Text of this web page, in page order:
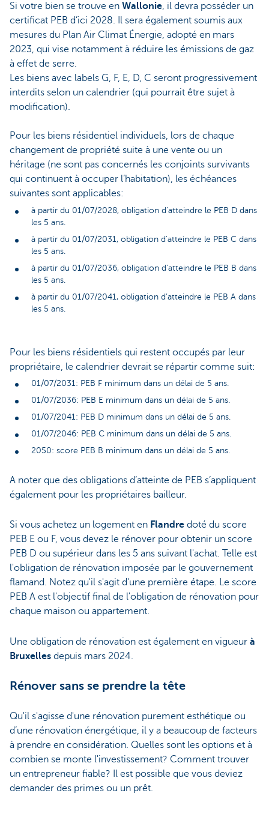
Si votre bien se trouve en Wallonie, il devra posséder un
certificat PEB d’ici 2028. Il sera également soumis aux
mesures du Plan Air Climat Énergie, adopté en mars
2023, qui vise notamment à réduire les émissions de gaz
à effet de serre.
Les biens avec labels G, F, E, D, C seront progressivement
interdits selon un calendrier (qui pourrait être sujet à
modification).
Pour les biens résidentiel individuels, lors de chaque
changement de propriété suite à une vente ou un
héritage (ne sont pas concernés les conjoints survivants
qui continuent à occuper l’habitation), les échéances
suivantes sont applicables:
à partir du 01/07/2028, obligation d’atteindre le PEB D dans
les 5 ans.
à partir du 01/07/2031, obligation d’atteindre le PEB C dans
les 5 ans.
à partir du 01/07/2036, obligation d’atteindre le PEB B dans
les 5 ans.
à partir du 01/07/2041, obligation d’atteindre le PEB A dans
les 5 ans.
Pour les biens résidentiels qui restent occupés par leur
propriétaire, le calendrier devrait se répartir comme suit:
01/07/2031: PEB F minimum dans un délai de 5 ans.
01/07/2036: PEB E minimum dans un délai de 5 ans.
01/07/2041: PEB D minimum dans un délai de 5 ans.
01/07/2046: PEB C minimum dans un délai de 5 ans.
2050: score PEB B minimum dans un délai de 5 ans.
A noter que des obligations d’atteinte de PEB s’appliquent
également pour les propriétaires bailleur.
Si vous achetez un logement en Flandre doté du score
PEB E ou F, vous devez le rénover pour obtenir un score
PEB D ou supérieur dans les 5 ans suivant l'achat. Telle est
l'obligation de rénovation imposée par le gouvernement
flamand. Notez qu'il s'agit d'une première étape. Le score
PEB A est l'objectif final de l'obligation de rénovation pour
chaque maison ou appartement.
Une obligation de rénovation est également en vigueur à
Bruxelles depuis mars 2024.
Rénover sans se prendre la tête
Qu'il s'agisse d'une rénovation purement esthétique ou
d’une rénovation énergétique, il y a beaucoup de facteurs
à prendre en considération. Quelles sont les options et à
combien se monte l'investissement? Comment trouver
un entrepreneur fiable? Il est possible que vous deviez
demander des primes ou un prêt.